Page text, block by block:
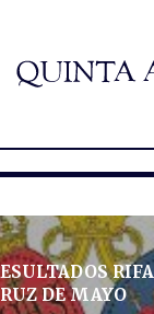
RIFA
DE MAYO